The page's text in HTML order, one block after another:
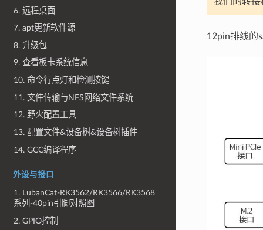
6. 远程桌面
7. apt更新软件源
8. 升级包
9. 查看板卡系统信息
10. 命令行点灯和检测按键
11. 文件传输与NFS网络文件系统
12. 野火配置工具
13. 配置文件&设备树&设备树插件
14. GCC编译程序
外设与接口
1. LubanCat-RK3562/RK3566/RK3568
系列-40pin引脚对照图
2. GPIO控制
12pin排线的